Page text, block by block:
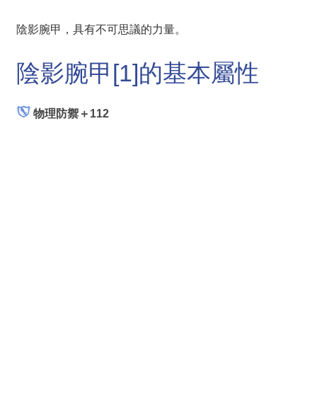
陰影腕甲，具有不可思議的力量。
陰影腕甲[1]的基本屬性
物理防禦＋112